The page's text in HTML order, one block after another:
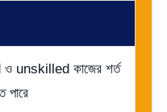
unskilled কাজের শর্ত
পারে